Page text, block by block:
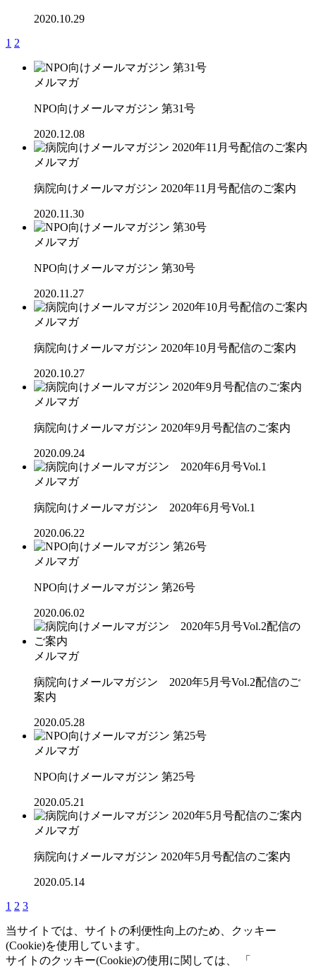
2020.10.29
1 2
メルマガ
NPO向けメールマガジン 第31号
2020.12.08
メルマガ
病院向けメールマガジン 2020年11月号配信のご案内
2020.11.30
メルマガ
NPO向けメールマガジン 第30号
2020.11.27
メルマガ
病院向けメールマガジン 2020年10月号配信のご案内
2020.10.27
メルマガ
病院向けメールマガジン 2020年9月号配信のご案内
2020.09.24
メルマガ
病院向けメールマガジン 2020年6月号Vol.1
2020.06.22
メルマガ
NPO向けメールマガジン 第26号
2020.06.02
メルマガ
病院向けメールマガジン 2020年5月号Vol.2配信のご
案内
2020.05.28
メルマガ
NPO向けメールマガジン 第25号
2020.05.21
メルマガ
病院向けメールマガジン 2020年5月号配信のご案内
2020.05.14
1 2 3
当サイトでは、サイトの利便性向上のため、クッキー
(Cookie)を使用しています。
サイトのクッキー(Cookie)の使用に関しては、 「